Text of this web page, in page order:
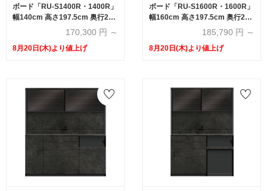
ボード「RU-S1400R・1400R」
幅140cm 高さ197.5cm 奥行2サ
イズ（44.5cm・50cm）下台引
170,300 円 ～
8月20日(木)より値上げ
ボード「RU-S1600R・1600R」
幅160cm 高さ197.5cm 奥行2サ
イズ（44.5cm・50cm）下台引
185,790 円 ～
8月20日(木)より値上げ